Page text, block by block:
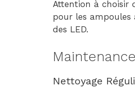
Attention à choisir
pour les ampoules
des LED.
Nettoyage